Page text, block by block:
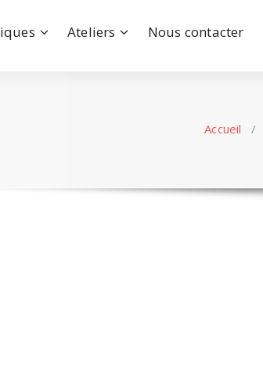
Ateliers Nous contacter
Accueil /